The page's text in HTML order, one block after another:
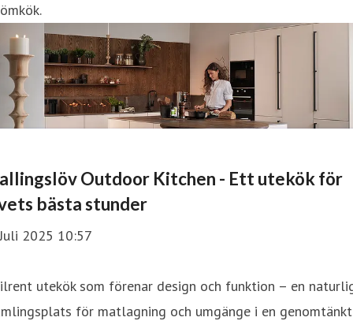
Outdoor Kitchen - Ett utekök för
bästa stunder
2025 10:57
utekök som förenar design och funktion – en
för matlagning och umgänge i en genomtänkt